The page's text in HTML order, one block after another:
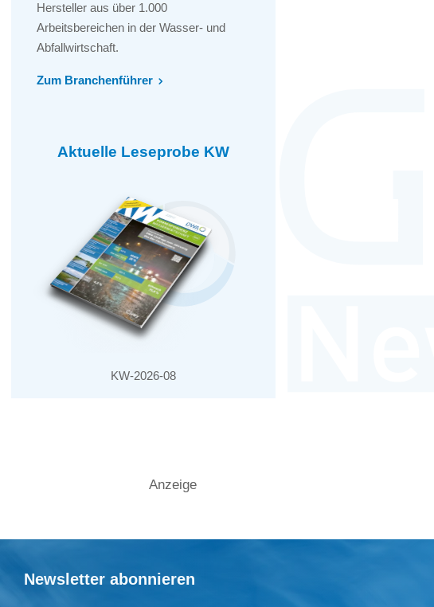
Hersteller aus über 1.000
Arbeitsbereichen in der Wasser- und
Abfallwirtschaft.
Zum Branchenführer
Aktuelle Leseprobe KW
KW-2026-08
Anzeige
Newsletter abonnieren